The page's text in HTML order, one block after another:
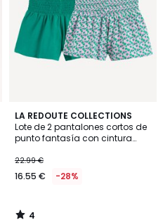
LA REDOUTE COLLECTIONS
Lote de 2 pantalones cortos de
punto fantasía con cintura
22.99 €
16.55 € -28%
4
/
5
4